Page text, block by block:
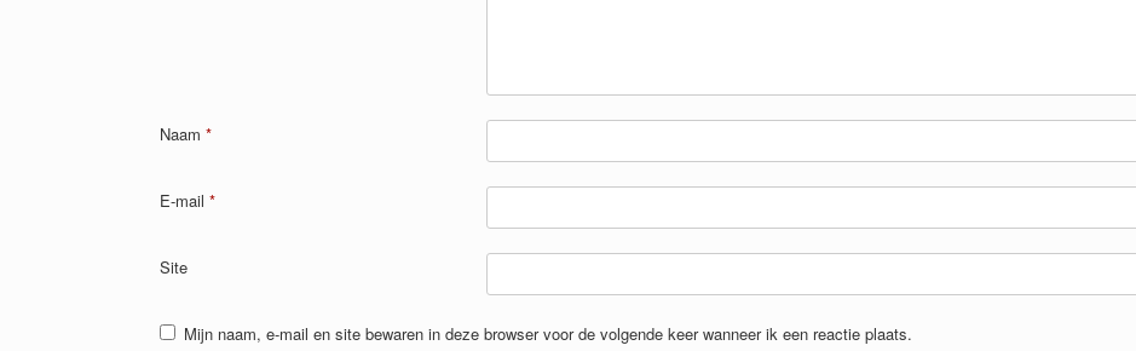
Naam *
E-mail *
Site
Mijn naam, e-mail en site bewaren in deze browser voor de volgende keer wanneer ik een reactie plaats.